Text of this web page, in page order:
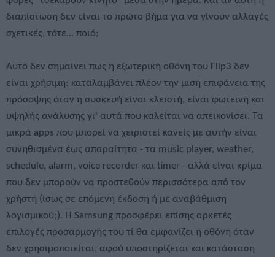
διαπίστωση δεν είναι το πρώτο βήμα για να γίνουν αλλαγές
σχετικές, τότε... ποιό;
Αυτό δεν σημαίνει πως η εξωτερική οθόνη του Flip3 δεν
είναι χρήσιμη: καταλαμβάνει πλέον την μισή επιφάνεια της
πρόσοψης όταν η συσκευή είναι κλειστή, είναι φωτεινή και
υψηλής ανάλυσης γι' αυτά που καλείται να απεικονίσει. Τα
μικρά apps που μπορεί να χειριστεί κανείς με αυτήν είναι
συνηθισμένα έως απαραίτητα - τα music player, weather,
schedule, alarm, voice recorder και timer - αλλά είναι κρίμα
που δεν μπορούν να προστεθούν περισσότερα από τον
χρήστη (ίσως σε επόμενη έκδοση ή με αναβάθμιση
λογισμικού;). Η Samsung προσφέρει επίσης αρκετές
επιλογές προσαρμογής του τί θα εμφανίζει η οθόνη όταν
δεν χρησιμοποιείται, αφού υποστηρίζεται και κατάσταση